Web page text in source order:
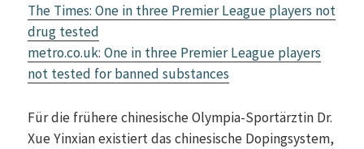
The Times: One in three Premier League players not
drug tested
metro.co.uk: One in three Premier League players
not tested for banned substances
Für die frühere chinesische Olympia-Sportärztin Dr.
Xue Yinxian existiert das chinesische Dopingsystem,